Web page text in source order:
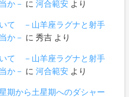
か－ に 河合範安より
て －山羊座ラグナと射手
か－ に 秀吉より
て －山羊座ラグナと射手
か－ に 河合範安より
期から土星期へのダシャー